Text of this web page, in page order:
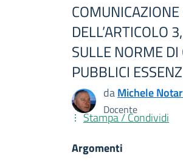
DELL’ARTICOLO
SULLE NORME
PUBBLICI
daMichele
Docente
Stampa / Condividi
Argomenti